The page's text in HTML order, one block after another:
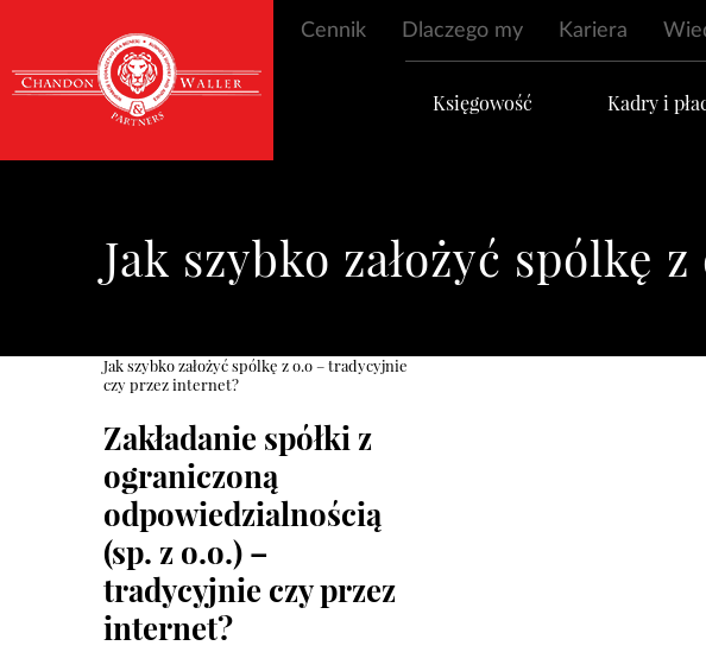
Cennik Dlaczego my Kariera
Księgowość Kadry i
Jak szybko założyć spólkę
Jak szybko założyć spólkę z o.o – tradycyjnie
czy przez internet?
Zakładanie spółki z
ograniczoną
odpowiedzialnością
(sp. z o.o.) –
tradycyjnie czy przez
internet?